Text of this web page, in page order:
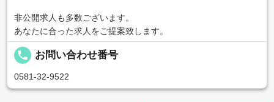
非公開求人も多数ございます。
あなたに合った求人をご提案致します。
local_phone お問い合わせ番号
0581-32-9522